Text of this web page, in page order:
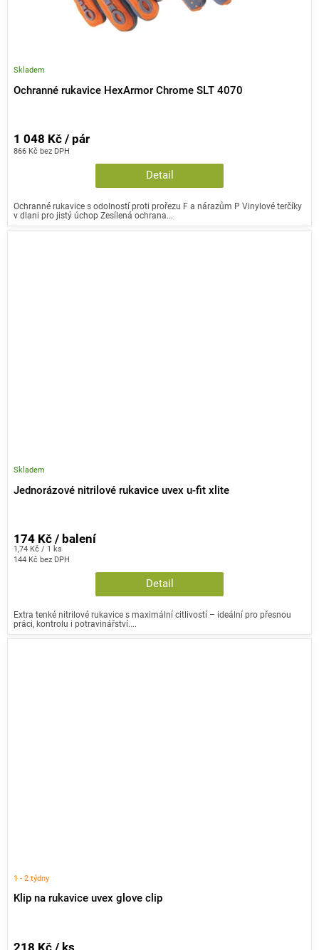
Ochranné rukavice HexArmor Chrome SLT 4070
Skladem
866 Kč bez DPH
1 048 Kč / pár
Detail
Ochranné rukavice s odolností proti prořezu F a nárazům P Vinylové terčíky
v dlani pro jistý úchop Zesílená ochrana...
Jednorázové nitrilové rukavice uvex u-fit xlite
Skladem
144 Kč bez DPH
174 Kč / balení
Měrná
cena:
1,74 Kč / 1 ks
Detail
Extra tenké nitrilové rukavice s maximální citlivostí – ideální pro přesnou
práci, kontrolu i potravinářství....
Klip na rukavice uvex glove clip
1 - 2 týdny